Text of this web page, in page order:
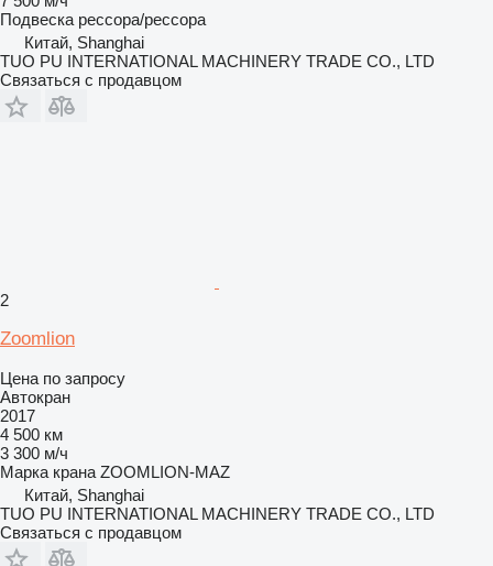
Подвеска рессора/рессора
Китай, Shanghai
TUO PU INTERNATIONAL MACHINERY TRADE CO., LTD
Связаться с продавцом
2
Zoomlion
Цена по запросу
Автокран
2017
4 500 км
3 300 м/ч
Марка крана ZOOMLION-MAZ
Китай, Shanghai
TUO PU INTERNATIONAL MACHINERY TRADE CO., LTD
Связаться с продавцом